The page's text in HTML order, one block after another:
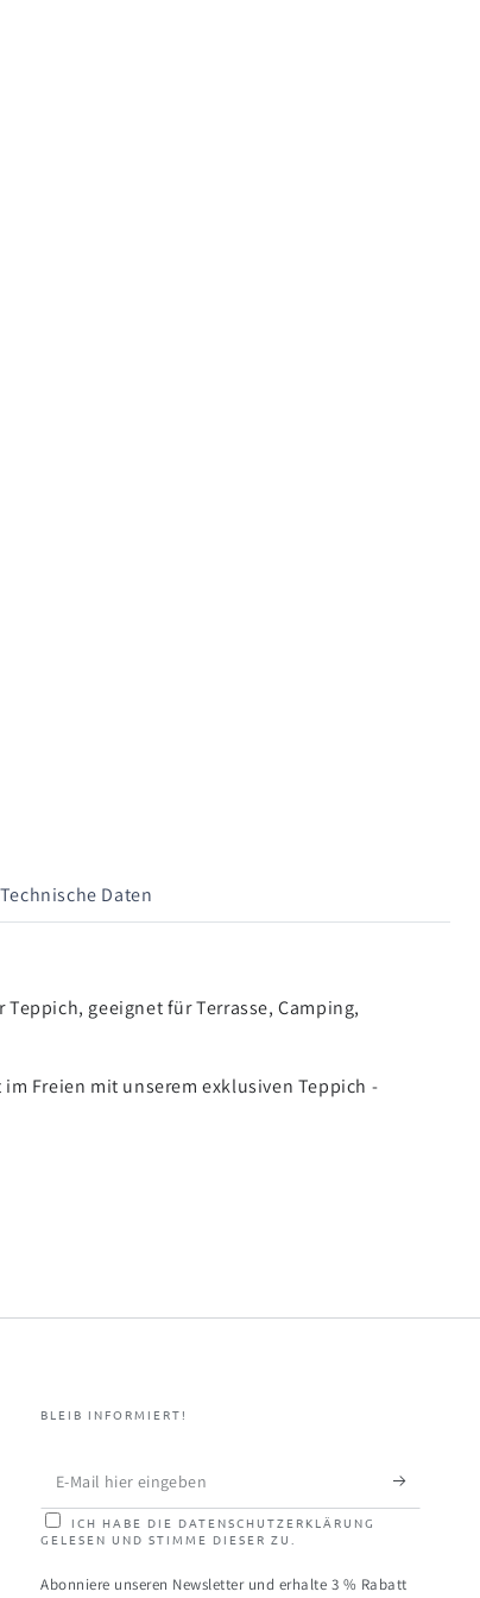
Technische Daten
geeignet für Terrasse, Camping,
Freien mit unserem exklusiven Teppich -
BLEIB INFORMIERT!
E-
Mail
hier
eingeben
ICH HABE DIE DATENSCHUTZERKLÄRUNG
GELESEN UND STIMME DIESER ZU.
Abonniere unseren Newsletter und erhalte 3 % Rabatt